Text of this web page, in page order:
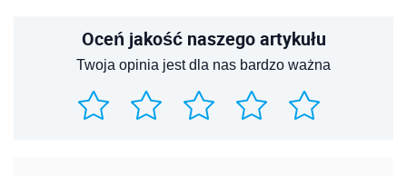
Oceń jakość naszego artykułu
Twoja opinia jest dla nas bardzo ważna